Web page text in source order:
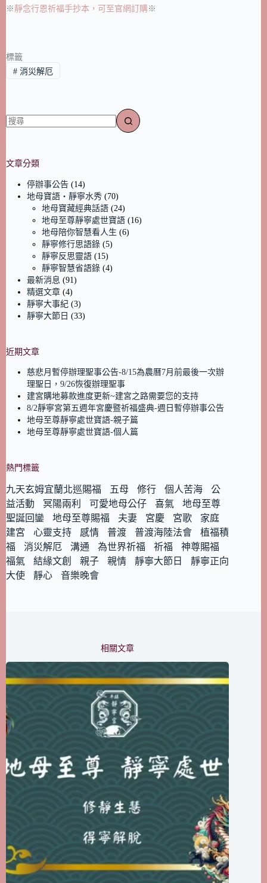
※靜念行恩祈福手抄本，可至官網訂購※
標籤
#消災解厄
文章分類
停辦事公告 (14)
地母寶語‧靜寧水秀 (70)
地母寶藏經典話語 (24)
地母至尊靜寧處世寶語 (16)
地母陪你智慧看人生 (6)
靜寧修行思語錄 (5)
靜寧反思靈語 (15)
靜寧智慧省語錄 (4)
最新消息 (91)
精選文章 (4)
靜寧大事紀 (3)
靜寧大節日 (33)
近期文章
慈悲月暫停辦理聖事公告-8/15為農曆7月前最後一次辦
理聖日，9/26恢復辦理聖事
建宮購地募款進度更新~建宮之路需要您的支持
8/2靜寧宮第五週年宮慶暨祈福盛典-週日暫停辦事公告
地母至尊靜寧處世寶語-親子篇
地母至尊靜寧處世寶語-個人篇
熱門標籤
九天玄姆宜蘭北巡賜福 五母 修行 個人苦海
公
益活動
冥陽兩利 可愛地母公仔 喜氣
地母至尊
聖誕回鑾
地母至尊賜福 夫妻 宮慶 宮歌
家庭
建宮
心靈支持 感情 普渡 普渡海陸法會
植福積
福
消災解厄 溝通 為世界祈福 祈福
神尊賜福
福氣
結緣文創 親子 親情 靜寧大節日
靜寧正向
大使
靜心 音樂晚會
相關文章